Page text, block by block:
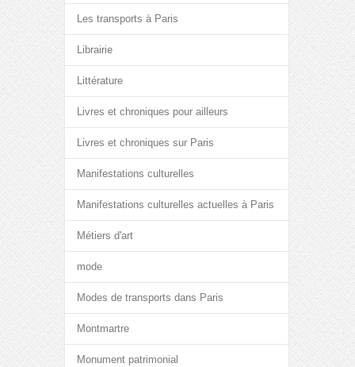
Les transports à Paris
Librairie
Littérature
Livres et chroniques pour ailleurs
Livres et chroniques sur Paris
Manifestations culturelles
Manifestations culturelles actuelles à Paris
Métiers d'art
mode
Modes de transports dans Paris
Montmartre
Monument patrimonial